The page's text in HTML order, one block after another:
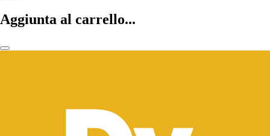
Aggiunta al carrello...